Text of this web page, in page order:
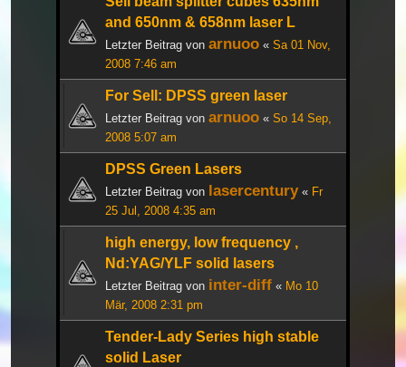
and 650nm & 658nm laser L
Letzter Beitrag von arnuoo « Sa 01 Nov,
2008 7:46 am
For Sell: DPSS green laser
Letzter Beitrag von arnuoo « So 14 Sep,
2008 5:07 am
DPSS Green Lasers
Letzter Beitrag von lasercentury« Fr
25 Jul, 2008 4:35 am
high energy, low frequency ,
Nd:YAG/YLF solid lasers
Letzter Beitrag von inter-diff « Mo 10
Mär, 2008 2:31 pm
Tender-Lady Series high stable
solid Laser